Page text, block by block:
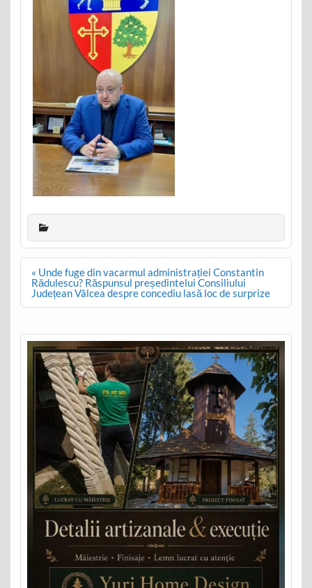
Post
navigation
« Unde fuge din vacarmul administrației Constantin
Rădulescu? Răspunsul președintelui Consiliului
Județean Vâlcea despre concediu lasă loc de surprize